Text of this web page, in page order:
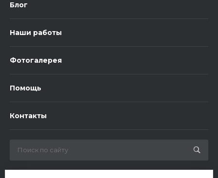
Блог
Наши работы
Фотогалерея
Помощь
Контакты